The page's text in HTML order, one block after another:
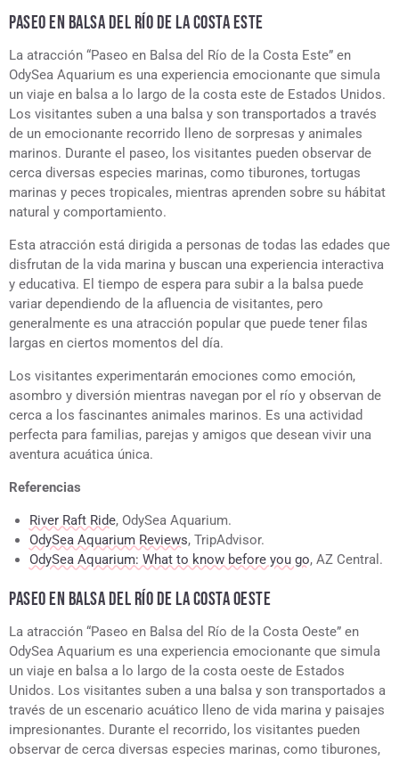
PASEO EN BALSA DEL RÍO DE LA COSTA ESTE
La atracción “Paseo en Balsa del Río de la Costa Este” en
OdySea Aquarium es una experiencia emocionante que simula
un viaje en balsa a lo largo de la costa este de Estados Unidos.
Los visitantes suben a una balsa y son transportados a través
de un emocionante recorrido lleno de sorpresas y animales
marinos. Durante el paseo, los visitantes pueden observar de
cerca diversas especies marinas, como tiburones, tortugas
marinas y peces tropicales, mientras aprenden sobre su hábitat
natural y comportamiento.
Esta atracción está dirigida a personas de todas las edades que
disfrutan de la vida marina y buscan una experiencia interactiva
y educativa. El tiempo de espera para subir a la balsa puede
variar dependiendo de la afluencia de visitantes, pero
generalmente es una atracción popular que puede tener filas
largas en ciertos momentos del día.
Los visitantes experimentarán emociones como emoción,
asombro y diversión mientras navegan por el río y observan de
cerca a los fascinantes animales marinos. Es una actividad
perfecta para familias, parejas y amigos que desean vivir una
aventura acuática única.
Referencias
River Raft Ride, OdySea Aquarium.
OdySea Aquarium Reviews, TripAdvisor.
OdySea Aquarium: What to know before you go, AZ Central.
PASEO EN BALSA DEL RÍO DE LA COSTA OESTE
La atracción “Paseo en Balsa del Río de la Costa Oeste” en
OdySea Aquarium es una experiencia emocionante que simula
un viaje en balsa a lo largo de la costa oeste de Estados
Unidos. Los visitantes suben a una balsa y son transportados a
través de un escenario acuático lleno de vida marina y paisajes
impresionantes. Durante el recorrido, los visitantes pueden
observar de cerca diversas especies marinas, como tiburones,